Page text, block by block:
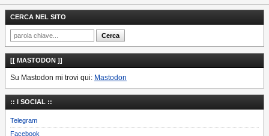
CERCA NEL SITO
[[ MASTODON ]]
Su Mastodon mi trovi qui: Mastodon
:: I SOCIAL ::
Telegram
Facebook